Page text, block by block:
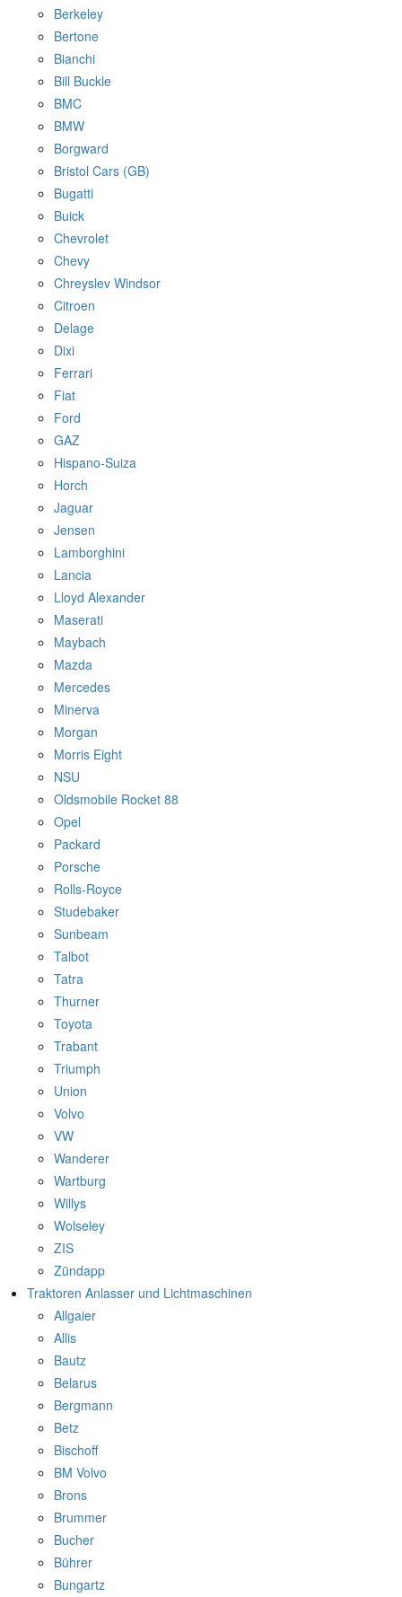
Berkeley
Bertone
Bianchi
Bill Buckle
BMC
BMW
Borgward
Bristol Cars (GB)
Bugatti
Buick
Chevrolet
Chevy
Chreyslev Windsor
Citroen
Delage
Dixi
Ferrari
Fiat
Ford
GAZ
Hispano-Suiza
Horch
Jaguar
Jensen
Lamborghini
Lancia
Lloyd Alexander
Maserati
Maybach
Mazda
Mercedes
Minerva
Morgan
Morris Eight
NSU
Oldsmobile Rocket 88
Opel
Packard
Porsche
Rolls-Royce
Studebaker
Sunbeam
Talbot
Tatra
Thurner
Toyota
Trabant
Triumph
Union
Volvo
VW
Wanderer
Wartburg
Willys
Wolseley
ZIS
Zündapp
Traktoren Anlasser und Lichtmaschinen
Allgaier
Allis
Bautz
Belarus
Bergmann
Betz
Bischoff
BM Volvo
Brons
Brummer
Bucher
Bührer
Bungartz